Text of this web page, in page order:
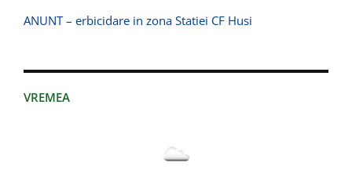
ANUNT – erbicidare in zona Statiei CF Husi
VREMEA